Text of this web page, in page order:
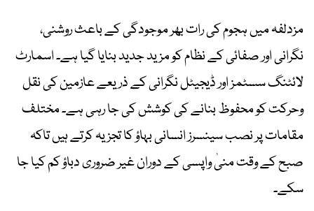
مزدلفہ میں ہجوم کی رات بھر موجودگی کے باعث روشنی،
نگرانی اور صفائی کے نظام کو مزید جدید بنایا گیا ہے۔ اسمارٹ
لائٹنگ سسٹمز اور ڈیجیٹل نگرانی کے ذریعے عازمین کی نقل
وحرکت کو محفوظ بنانے کی کوشش کی جا رہی ہے۔ مختلف
مقامات پر نصب سینسرز انسانی بہاؤ کا تجزیہ کرتے ہیں تاکہ
صبح کے وقت منیٰ واپسی کے دوران غیر ضروری دباؤ کم کیا جا
سکے۔